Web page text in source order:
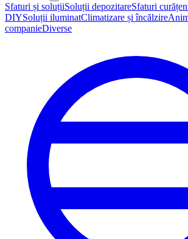
Sfaturi și soluțiiSoluții depozitareSfaturi
DIYSoluții iluminatClimatizare și încălzire
companieDiverse